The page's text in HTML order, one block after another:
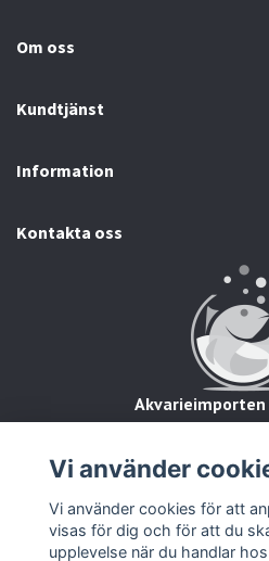
Om oss
Kundtjänst
Information
Kontakta oss
Akvarieimporten
28234
Org.nr:
Vi använder
Vi använder cookies för att
visas för dig och för att du
upplevelse när du handlar